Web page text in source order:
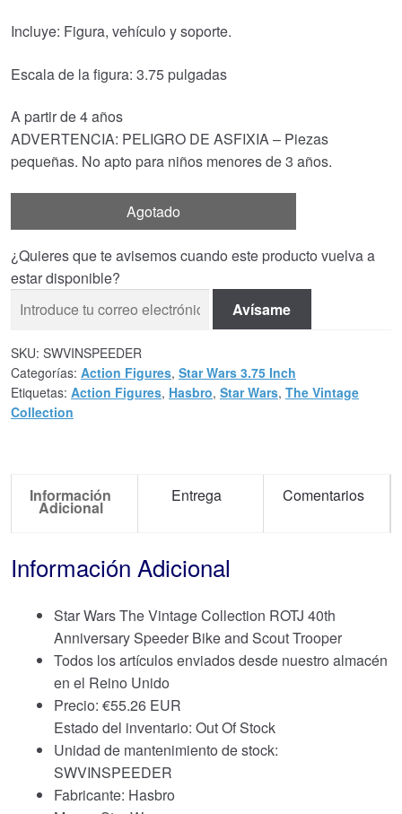
Incluye: Figura, vehículo y soporte.
Escala de la figura: 3.75 pulgadas
A partir de 4 años
ADVERTENCIA: PELIGRO DE ASFIXIA – Piezas
pequeñas. No apto para niños menores de 3 años.
Agotado
¿Quieres que te avisemos cuando este producto vuelva a
estar disponible?
Avísame
SKU: SWVINSPEEDER
Categorías: Action Figures, Star Wars 3.75 Inch
Etiquetas: Action Figures, Hasbro, Star Wars, The Vintage
Collection
Información
Adicional
Entrega Comentarios
Información Adicional
Star Wars The Vintage Collection ROTJ 40th
Anniversary Speeder Bike and Scout Trooper
Todos los artículos enviados desde nuestro almacén
en el Reino Unido
Precio: €55.26 EUR
Estado del inventario: Out Of Stock
Unidad de mantenimiento de stock:
SWVINSPEEDER
Fabricante: Hasbro